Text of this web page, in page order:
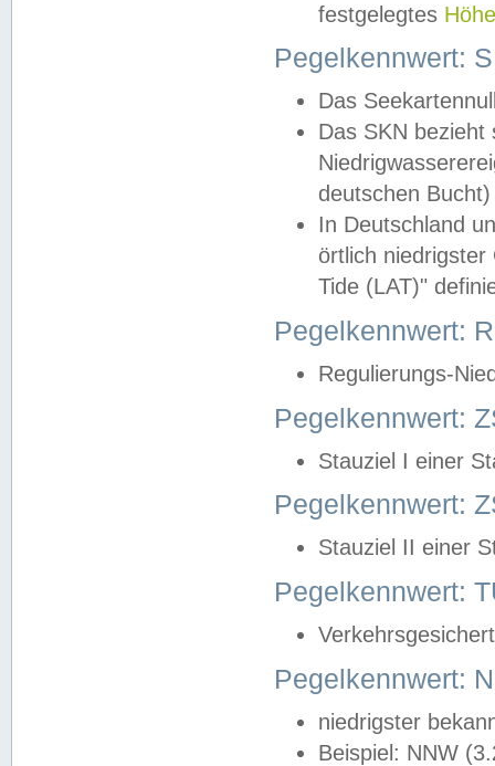
festgelegtes
Pegelkennwert:
Das
Das SKN
deutschen
In Deutschland
örtlich
Tide (LAT)"
Pegelkennwert:
Regulierungs-
Pegelkennwert:
Stauziel I einer
Pegelkennwert:
Stauziel II einer
Pegelkennwert:
Pegelkennwert:
niedrigster
Beispiel: NNW